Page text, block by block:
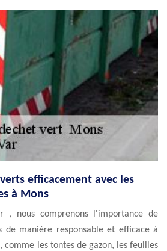
efficacement avec les
à Mons
, nous comprenons l'importance de
de manière responsable et efficace à
comme les tontes de gazon, les feuilles